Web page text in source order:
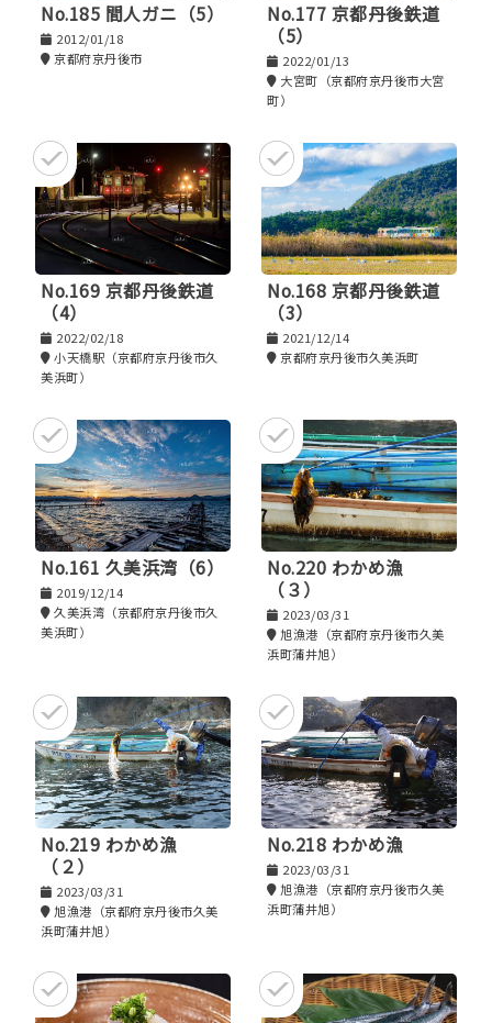
No.185 間人ガニ（5）
2012/01/18
京都府京丹後市
No.177 京都丹後鉄道
（5）
2022/01/13
大宮町（京都府京丹後市大宮
町）
No.169 京都丹後鉄道
（4）
2022/02/18
小天橋駅（京都府京丹後市久
美浜町）
No.168 京都丹後鉄道
（3）
2021/12/14
京都府京丹後市久美浜町
No.161 久美浜湾（6）
2019/12/14
久美浜湾（京都府京丹後市久
美浜町）
No.220 わかめ漁
（３）
2023/03/31
旭漁港（京都府京丹後市久美
浜町蒲井旭）
No.219 わかめ漁
（２）
2023/03/31
旭漁港（京都府京丹後市久美
浜町蒲井旭）
No.218 わかめ漁
2023/03/31
旭漁港（京都府京丹後市久美
浜町蒲井旭）